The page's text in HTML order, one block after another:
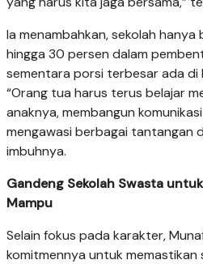
Ia menambahkan, sekolah
hingga 30 persen dalam
sementara porsi terbesar ada di
“Orang tua harus terus belajar
anaknya, membangun
mengawasi berbagai tantangan
imbuhnya.
Gandeng Sekolah Swasta
Mampu
Selain fokus pada karakter,
komitmennya untuk memastikan